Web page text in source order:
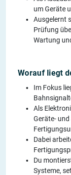
um Geräte
Ausgelernt
Prüfung
Wartung
Worauf liegt
Im Fokus
Als
Geräte-
Dabei
Du
Systeme,